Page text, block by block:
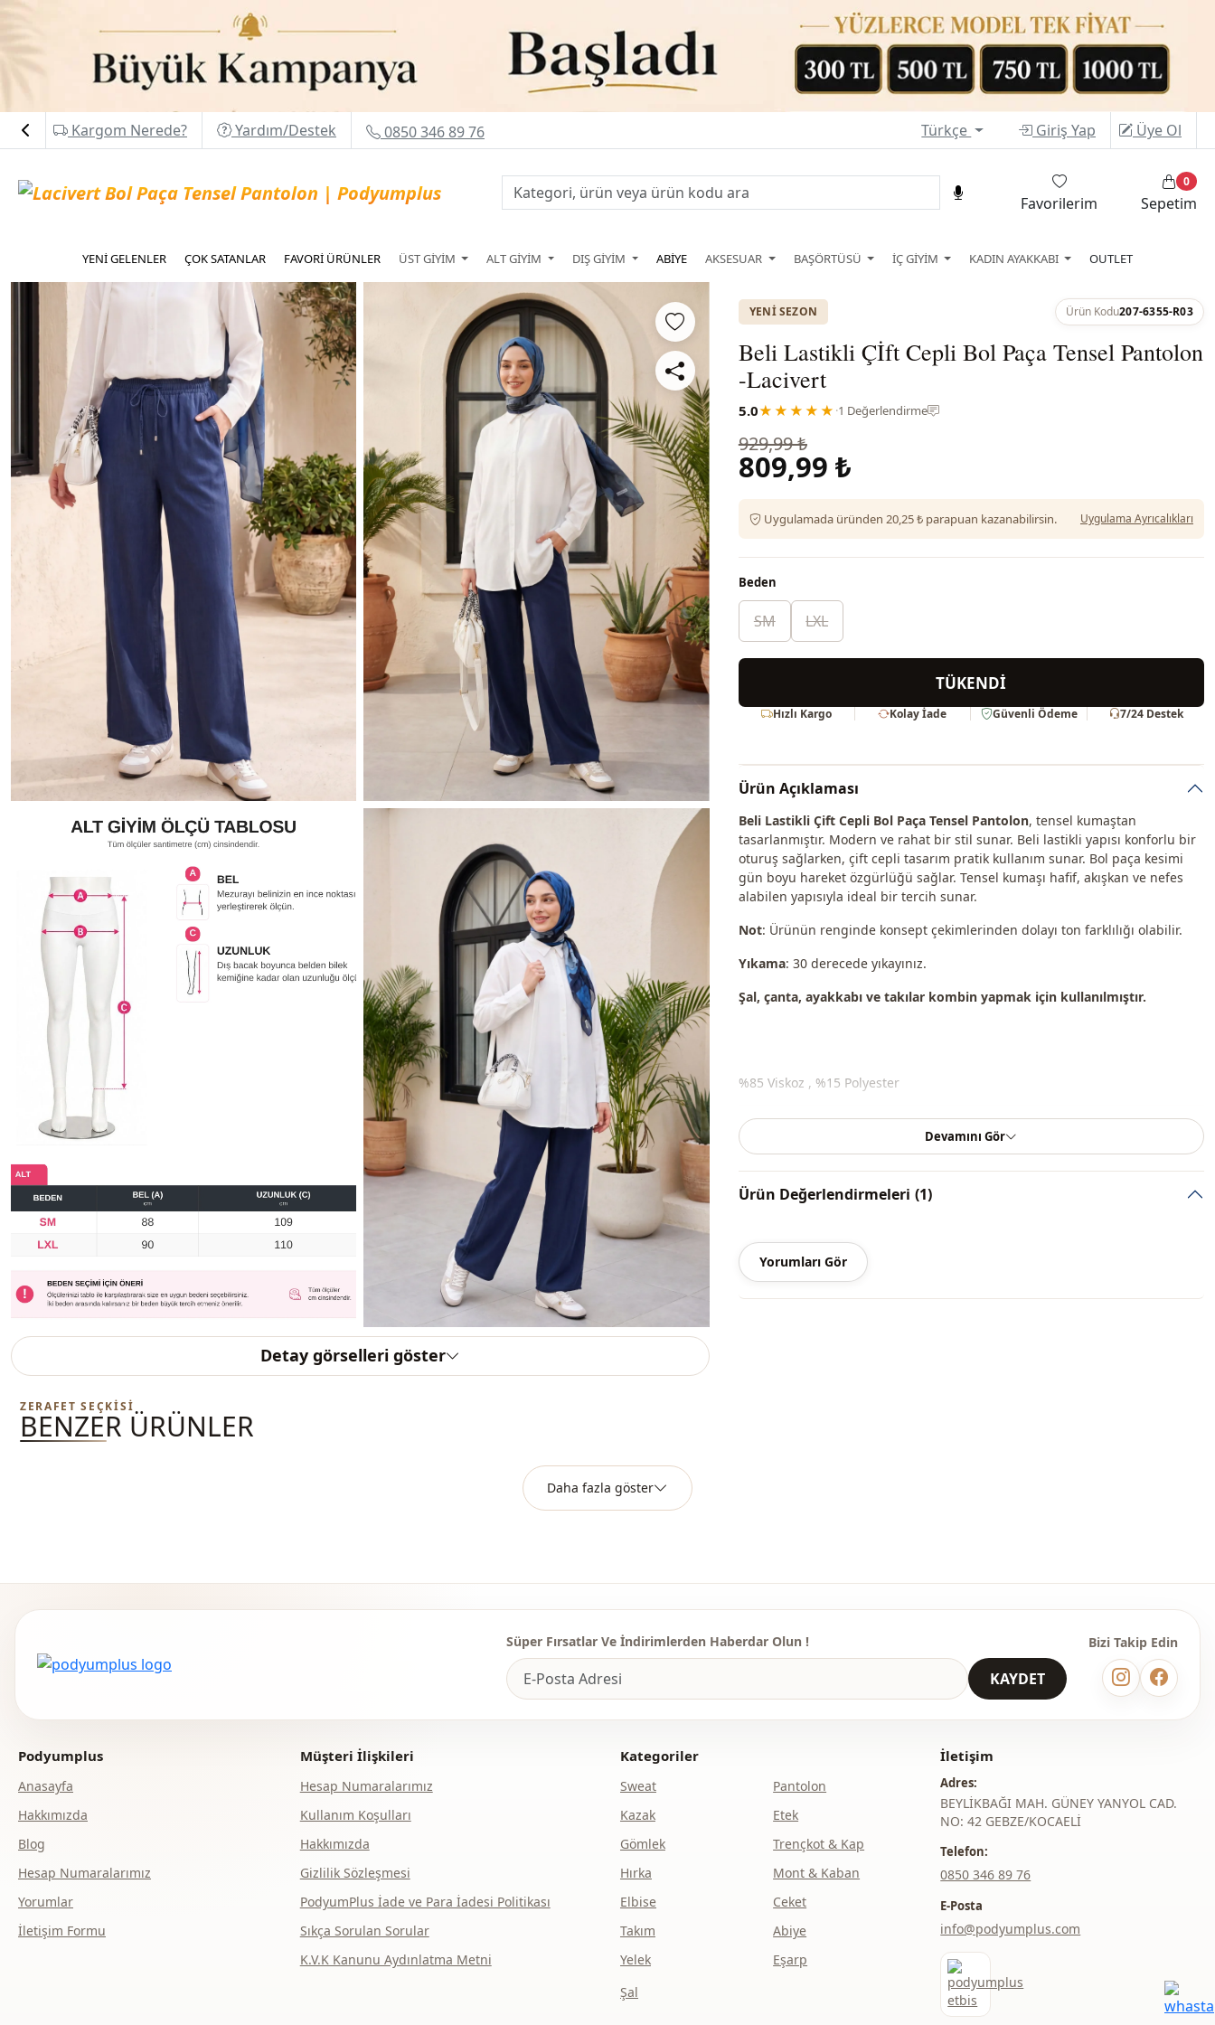
Kargom Nerede? Yardım/Destek 0850 346 89 76 Türkçe Giriş Yap Üye Ol
Favorilerim Sepetim
0
YENİ GELENLER ÇOK SATANLAR FAVORİ ÜRÜNLER ÜST GİYİM ALT GİYİM DIŞ GİYİM ABİYE AKSESUAR BAŞÖRTÜSÜ İÇ GİYİM KADIN AYAKKABI OUTLET
Detay görselleri göster
YENI SEZON Ürün Kodu207-6355-R03
Beli Lastikli Çİft Cepli Bol Paça Tensel Pantolon
-Lacivert
5.0★★★★★ ·1 Değerlendirme
929,99 ₺
809,99 ₺
Uygulamada üründen 20,25 ₺ parapuan kazanabilirsin. Uygulama Ayrıcalıkları
Beden
SM LXL
TÜKENDİ
Hızlı Kargo Kolay İade Güvenli Ödeme 7/24 Destek
Ürün Açıklaması
Beli Lastikli Çift Cepli Bol Paça Tensel Pantolon, tensel kumaştan
tasarlanmıştır. Modern ve rahat bir stil sunar. Beli lastikli yapısı konforlu bir
oturuş sağlarken, çift cepli tasarım pratik kullanım sunar. Bol paça kesimi
gün boyu hareket özgürlüğü sağlar. Tensel kumaşı hafif, akışkan ve nefes
alabilen yapısıyla ideal bir tercih sunar.
Not: Ürünün renginde konsept çekimlerinden dolayı ton farklılığı olabilir.
Yıkama: 30 derecede yıkayınız.
Şal, çanta, ayakkabı ve takılar kombin yapmak için kullanılmıştır.
%85 Viskoz , %15 Polyester
Mevsi̇m Yazlık
Kumaş Tensel
Kategori̇ Pantolon
Uzunluk
Sti̇l Spor
Kullanim Günlük
Devamını Gör
Ürün Değerlendirmeleri (1)
Yorumları Gör
ZERAFET SEÇKISI
BENZER ÜRÜNLER
Daha fazla göster
Süper Fırsatlar Ve İndirimlerden Haberdar Olun !
KAYDET
Bizi Takip Edin
Podyumplus
Anasayfa
Hakkımızda
Blog
Hesap Numaralarımız
Yorumlar
İletişim Formu
Müşteri İlişkileri
Hesap Numaralarımız
Kullanım Koşulları
Hakkımızda
Gizlilik Sözleşmesi
PodyumPlus İade ve Para İadesi Politikası
Sıkça Sorulan Sorular
K.V.K Kanunu Aydınlatma Metni
Kategoriler
Sweat
Kazak
Gömlek
Hırka
Elbise
Takım
Yelek
Pantolon
Etek
Trençkot & Kap
Mont & Kaban
Ceket
Abiye
Eşarp
Şal
İletişim
Adres:
BEYLİKBAĞI MAH. GÜNEY YANYOL CAD.
NO: 42 GEBZE/KOCAELİ
Telefon:
‎0850 346 89 76
E-Posta
info@podyumplus.com